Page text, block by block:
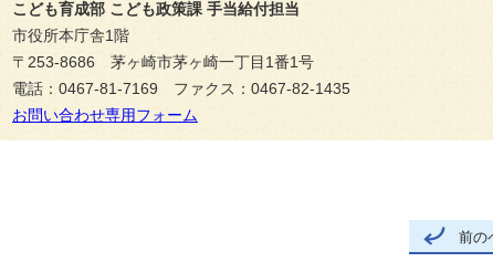
こども育成部 こども政策課 手当給付担当
市役所本庁舎1階
〒253-8686 茅ヶ崎市茅ヶ崎一丁目1番1号
電話：0467-81-7169 ファクス：0467-82-1435
お問い合わせ専用フォーム
前の